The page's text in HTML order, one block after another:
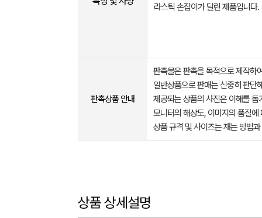
라스틱 손잡이가 달린 제품입니다.
판촉상품 안내
판촉물은 판촉을 목적으로 제작하
일반상품으로 판매는 신중히 판단
제공되는 상품의 사진은 이해를
모니터의 해상도, 이미지의 품질
상품 규격 및 사이즈는 재는 방법
상품 상세설명